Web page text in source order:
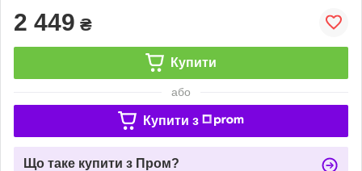
2 449 ₴
Купити
або
Купити з
Що таке купити з Пром?